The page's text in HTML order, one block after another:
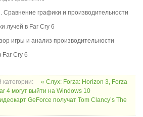
Сравнение графики и производительности
лучей в Far Cry 6
игры и анализ производительности
Far Cry 6
« Слух: Forza: Horizon 3, Forza
4 могут выйти на Windows 10
GeForce получат Tom Clancy’s The